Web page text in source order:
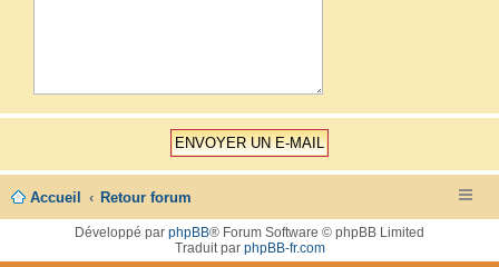
Accueil Retour forum
Développé par phpBB® Forum Software © phpBB Limited
Traduit par phpBB-fr.com